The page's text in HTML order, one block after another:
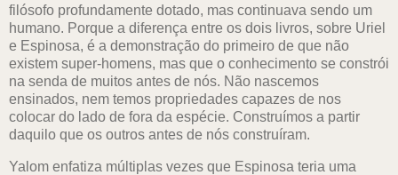
filósofo profundamente dotado, mas continuava sendo um
humano. Porque a diferença entre os dois livros, sobre Uriel
e Espinosa, é a demonstração do primeiro de que não
existem super-homens, mas que o conhecimento se constrói
na senda de muitos antes de nós. Não nascemos
ensinados, nem temos propriedades capazes de nos
colocar do lado de fora da espécie. Construímos a partir
daquilo que os outros antes de nós construíram.
Yalom enfatiza múltiplas vezes que Espinosa teria uma